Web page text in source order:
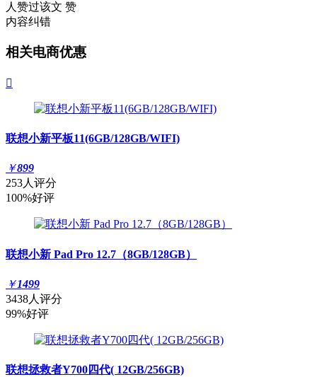
人赞过该文 赞
内容纠错
相关电商优惠

联想小新平板11(6GB/128GB/WIFI)
￥899
253人评分
100%好评
联想小新 Pad Pro 12.7（8GB/128GB）
￥1499
3438人评分
99%好评
联想拯救者Y700四代( 12GB/256GB)